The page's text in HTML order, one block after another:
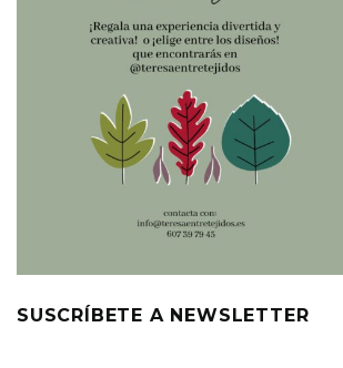
SUSCRÍBETE A NEWSLETTER